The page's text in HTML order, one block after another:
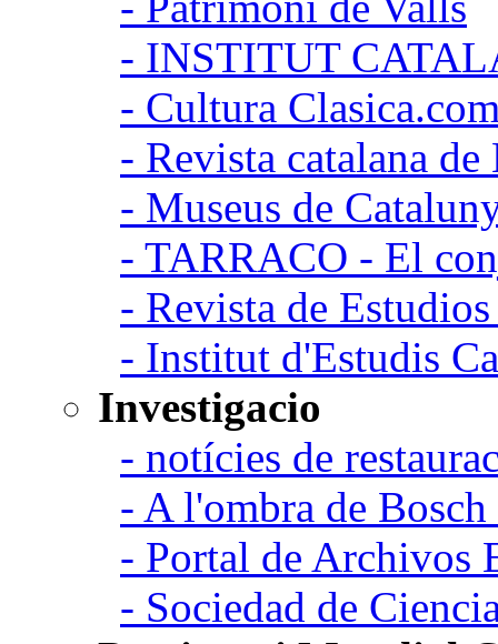
- INSTITUT
- Cultura
- Revista catalana
- Museus de
- TARRACO - El
- Revista de
- Institut d'Estudis
Investigacio
- notícies de
- A l'ombra de
- Portal de Archivos
- Sociedad de